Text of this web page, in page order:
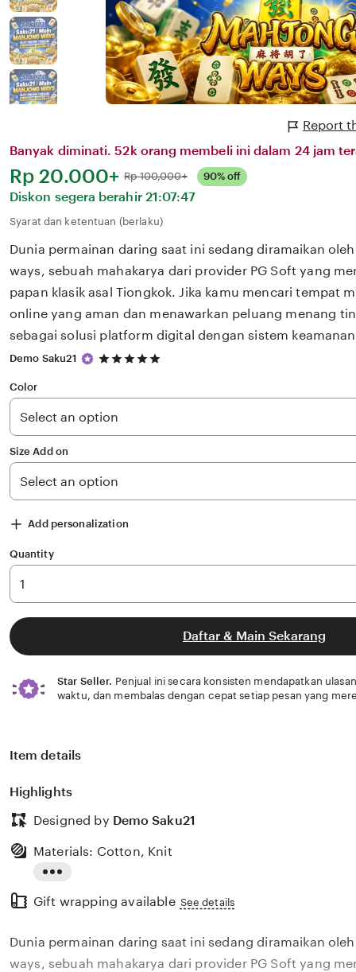
Report
Banyak diminati. 52k orang membeli ini dalam 24 jam
Harga:
Rp 20.000+ Normal:
Rp 100,000+ 90% off
Diskon segera berahir 21:07:47
Syarat dan ketentuan (berlaku)
Dunia permainan daring saat ini sedang diramaikan
ways, sebuah mahakarya dari provider PG Soft yang
papan klasik asal Tiongkok. Jika kamu mencari tempat
online yang aman dan menawarkan peluang menang
sebagai solusi platform digital dengan sistem
Demo Saku21
5
5
stars
Color
Size Add on
Add personalization
Quantity
Daftar & Main Sekarang
Star Seller. Penjual ini secara konsisten mendapatkan
waktu, dan membalas dengan cepat setiap pesan yang
Item details
Highlights
Designed by Demo Saku21
the
description
Materials: Cotton, Knit
Gift wrapping available See details
Dunia permainan daring saat ini sedang diramaikan
ways, sebuah mahakarya dari provider PG Soft yang